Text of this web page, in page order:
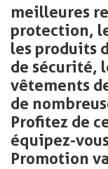
meilleures
protection,
les produits
de sécurité,
vêtements
de
Profitez de
équipez-
Promotion